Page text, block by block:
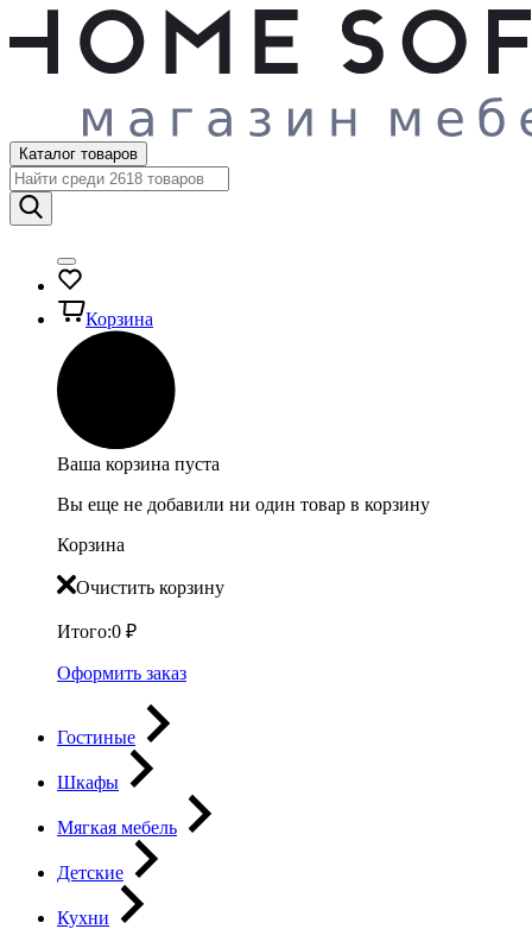
Каталог товаров
Корзина
Ваша корзина пуста
Вы еще не добавили ни один товар в корзину
Корзина
Очистить корзину
Итого:0 ₽
Оформить заказ
Гостиные
Шкафы
Мягкая мебель
Детские
Кухни